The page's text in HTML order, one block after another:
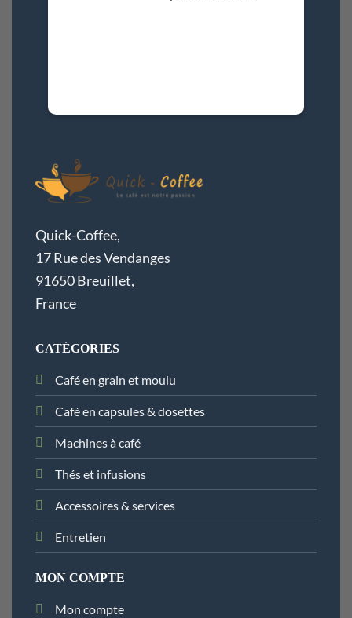
Quick-Coffee,
17 Rue des Vendanges
91650 Breuillet,
France
CATÉGORIES
Café en grain et moulu
Café en capsules & dosettes
Machines à café
Thés et infusions
Accessoires & services
Entretien
MON COMPTE
Mon compte